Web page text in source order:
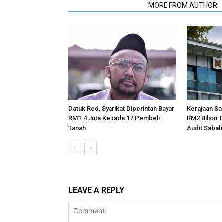
MORE FROM AUTHOR
Datuk Red, Syarikat Diperintah Bayar
RM1.4 Juta Kepada 17 Pembeli
Tanah
Kerajaan
RM2 Bilion
Audit
LEAVE A REPLY